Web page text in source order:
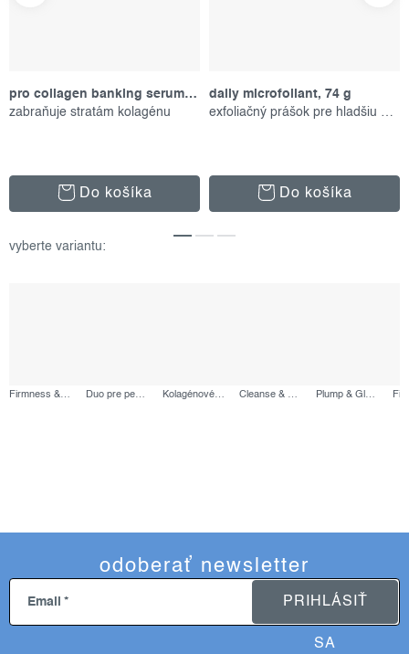
pro collagen banking serum, 30 ml
zabraňuje stratám kolagénu
Do košíka
daily microfoliant, 74 g
exfoliačný prášok pre hladšiu pleť
Do košíka
Firmness & Radiance Set, výhodný set Duo pre pevnejšiu a pružnejšiu pleť, výhodný set Kolagénové duo, výhodný set Cleanse & Hydrate Duo, výhodný set Plump & Glow Duo, výhodný set
odoberať newsletter
Email PRIHLÁSIŤ
SA